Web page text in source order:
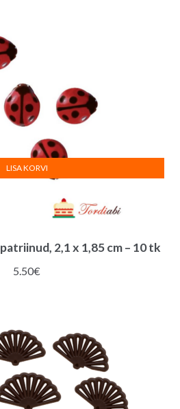
2,1 x 1,85 cm – 10 tk
5.50€
LISA KORVI